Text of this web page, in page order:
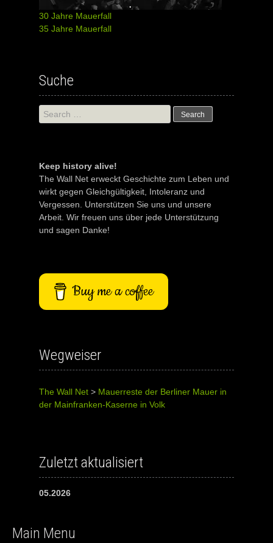
30 Jahre Mauerfall
35 Jahre Mauerfall
Suche
Search
for:
Keep history alive!
The Wall Net erweckt Geschichte zum Leben und
wirkt gegen Gleichgültigkeit, Intoleranz und
Vergessen. Unterstützen Sie uns und unsere
Arbeit. Wir freuen uns über jede Unterstützung
und sagen Danke!
Buy me a coffee
Wegweiser
The Wall Net > Mauerreste der Berliner Mauer in
der Mainfranken-Kaserne in Volk
Zuletzt aktualisiert
05.2026
Main Menu